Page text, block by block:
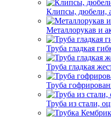
Клипсы, дюбели,
Металлорукав и
Труба гладкая
Труба гладкая
Труба
Труба из стали,